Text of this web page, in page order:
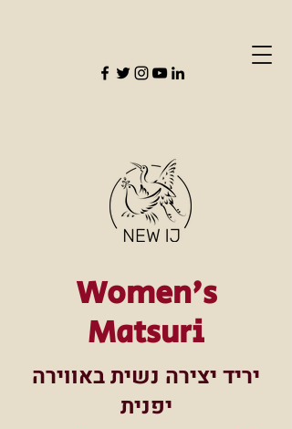
Women's
Matsuri
יריד יצירה נשית באווירה
יפנית